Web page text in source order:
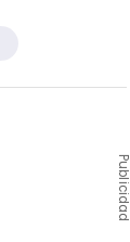
Publicidad